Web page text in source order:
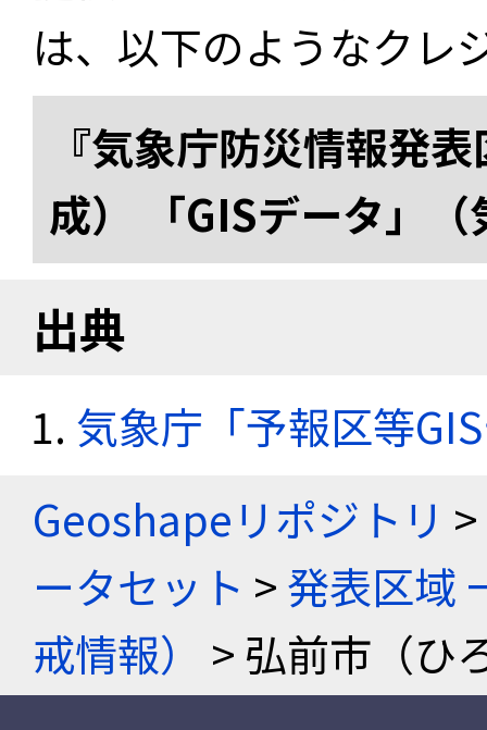
は、以下のようなクレ
『気象庁防災情報発
成） 「GISデータ」
出典
気象庁「予報区等
Geoshapeリポジトリ >
ータセット >発表区域
戒情報）
> 弘前市（ひ